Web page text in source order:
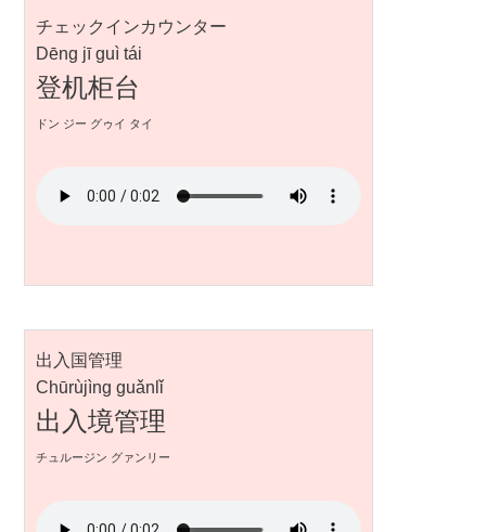
チェックインカウンター
Dēng jī guì tái
登机柜台
ドン ジー グゥイ タイ
出入国管理
Chūrùjìng guǎnlǐ
出入境管理
チュルージン グァンリー